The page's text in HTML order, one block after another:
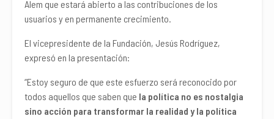
Alem que estará abierto a las contribuciones de los
usuarios y en permanente crecimiento.
El vicepresidente de la Fundación, Jesús Rodríguez,
expresó en la presentación:
“Estoy seguro de que este esfuerzo será reconocido por
todos aquellos que saben que la política no es nostalgia
sino acción para transformar la realidad y la política